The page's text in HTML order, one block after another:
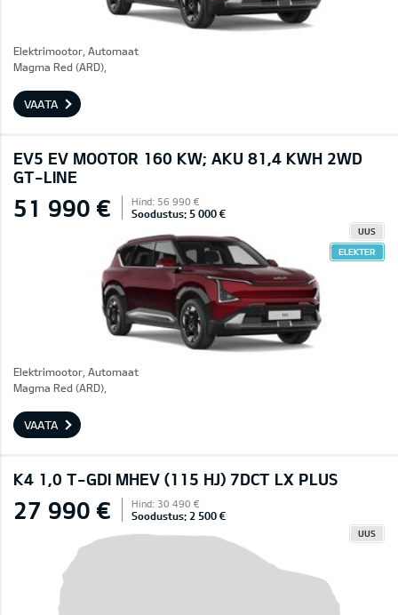
Elektrimootor, Automaat
Magma Red (ARD),
VAATA
EV5 EV MOOTOR 160 KW; AKU 81,4 KWH 2WD
GT-LINE
51 990 € Hind: 56 990 €
Soodustus: 5 000 €
UUS
ELEKTER
Elektrimootor, Automaat
Magma Red (ARD),
VAATA
K4 1,0 T-GDI MHEV (115 HJ) 7DCT LX PLUS
27 990 € Hind: 30 490 €
Soodustus: 2 500 €
UUS